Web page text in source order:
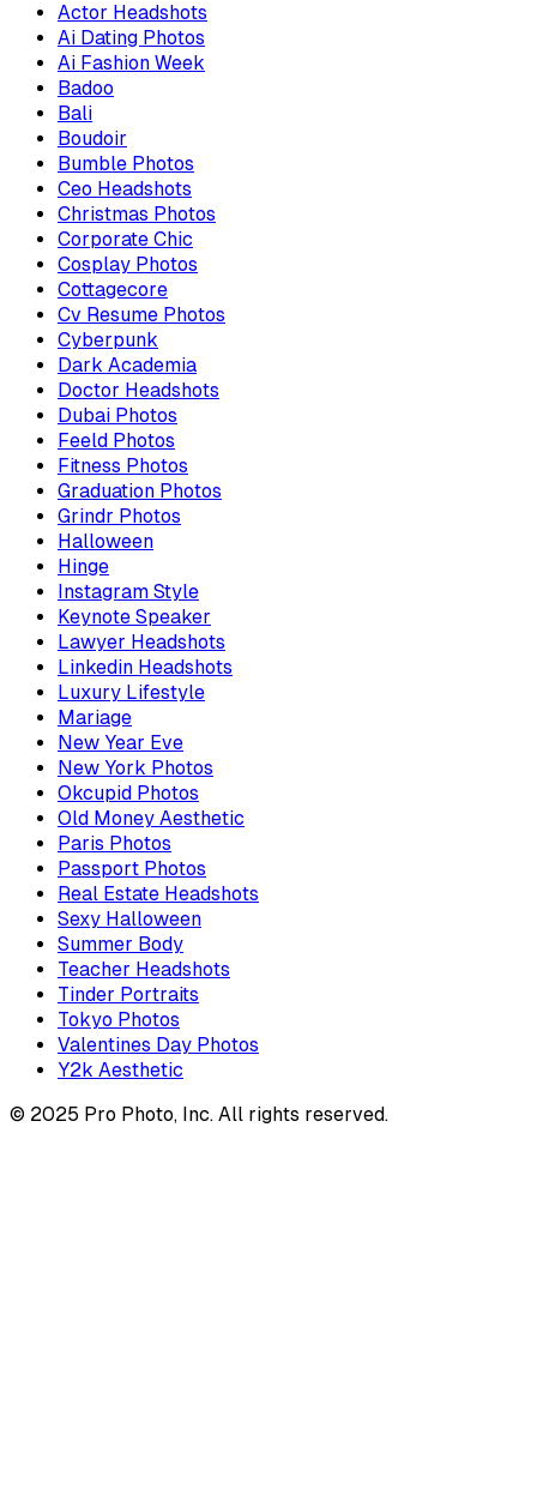
Actor Headshots
Ai Dating Photos
Ai Fashion Week
Badoo
Bali
Boudoir
Bumble Photos
Ceo Headshots
Christmas Photos
Corporate Chic
Cosplay Photos
Cottagecore
Cv Resume Photos
Cyberpunk
Dark Academia
Doctor Headshots
Dubai Photos
Feeld Photos
Fitness Photos
Graduation Photos
Grindr Photos
Halloween
Hinge
Instagram Style
Keynote Speaker
Lawyer Headshots
Linkedin Headshots
Luxury Lifestyle
Mariage
New Year Eve
New York Photos
Okcupid Photos
Old Money Aesthetic
Paris Photos
Passport Photos
Real Estate Headshots
Sexy Halloween
Summer Body
Teacher Headshots
Tinder Portraits
Tokyo Photos
Valentines Day Photos
Y2k Aesthetic
© 2025 Pro Photo, Inc. All rights reserved.